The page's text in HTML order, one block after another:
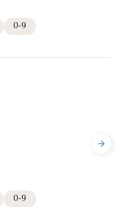
0-9
0-9